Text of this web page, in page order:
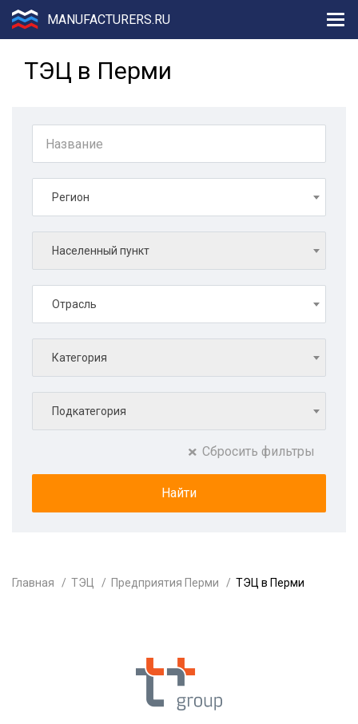
MANUFACTURERS.RU
ТЭЦ в Перми
Регион
Населенный пункт
Отрасль
Категория
Подкатегория
Сбросить фильтры
Главная ТЭЦ Предприятия Перми ТЭЦ в Перми